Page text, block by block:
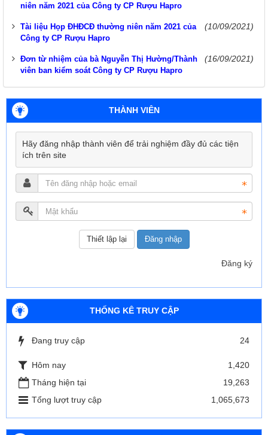
niên năm 2021 của Công ty CP Rượu Hapro
Tài liệu Họp ĐHĐCĐ thường niên năm 2021 của
Công ty CP Rượu Hapro
(10/09/2021)
Đơn từ nhiệm của bà Nguyễn Thị Hường/Thành
viên ban kiểm soát Công ty CP Rượu Hapro
(16/09/2021)
THÀNH VIÊN
Hãy đăng nhập thành viên để trải nghiệm đầy đủ các tiện
ích trên site
Đăng nhập
Đăng ký
THỐNG KÊ TRUY CẬP
Đang truy cập 24
Hôm nay
1,420
Tháng hiện tại
19,263
Tổng lượt truy cập
1,065,673